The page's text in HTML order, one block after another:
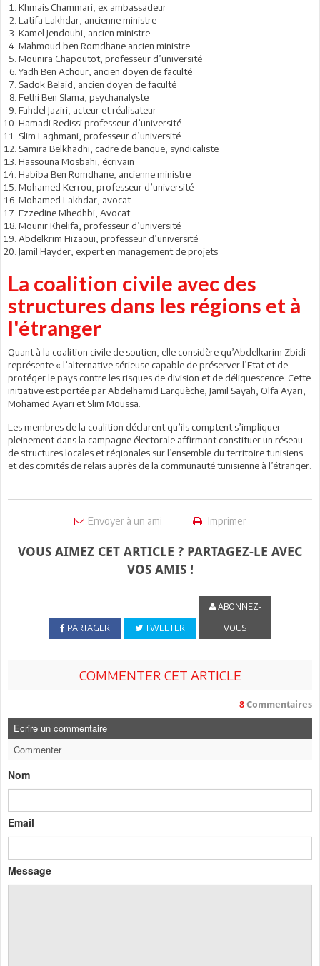
Khmais Chammari, ex ambassadeur
Latifa Lakhdar, ancienne ministre
Kamel Jendoubi, ancien ministre
Mahmoud ben Romdhane ancien ministre
Mounira Chapoutot, professeur d’université
Yadh Ben Achour, ancien doyen de faculté
Sadok Belaid, ancien doyen de faculté
Fethi Ben Slama, psychanalyste
Fahdel Jaziri, acteur et réalisateur
Hamadi Redissi professeur d’université
Slim Laghmani, professeur d’université
Samira Belkhadhi, cadre de banque, syndicaliste
Hassouna Mosbahi, écrivain
Habiba Ben Romdhane, ancienne ministre
Mohamed Kerrou, professeur d’université
Mohamed Lakhdar, avocat
Ezzedine Mhedhbi, Avocat
Mounir Khelifa, professeur d’université
Abdelkrim Hizaoui, professeur d’université
Jamil Hayder, expert en management de projets
La coalition civile avec des
structures dans les régions et à
l'étranger
Quant à la coalition civile de soutien, elle considère qu’Abdelkarim Zbidi
représente « l’alternative sérieuse capable de préserver l’Etat et de
protéger le pays contre les risques de division et de déliquescence. Cette
initiative est portée par Abdelhamid Larguèche, Jamil Sayah, Olfa Ayari,
Mohamed Ayari et Slim Moussa.
Les membres de la coalition déclarent qu’ils comptent s’impliquer
pleinement dans la campagne électorale affirmant constituer un réseau
de structures locales et régionales sur l’ensemble du territoire tunisiens
et des comités de relais auprès de la communauté tunisienne à l’étranger.
Envoyer à un ami Imprimer
VOUS AIMEZ CET ARTICLE ? PARTAGEZ-LE AVEC
VOS AMIS !
PARTAGER TWEETER
ABONNEZ-
VOUS
COMMENTER CET ARTICLE
8 Commentaires
Ecrire un commentaire
Commenter
Nom
Email
Message